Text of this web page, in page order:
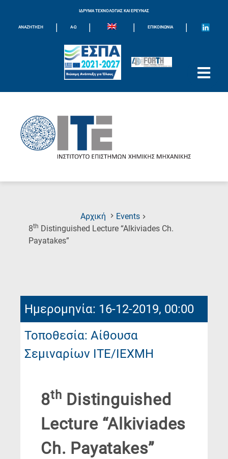
ΙΔΡΥΜΑ ΤΕΧΝΟΛΟΓΙΑΣ ΚΑΙ ΕΡΕΥΝΑΣ
ΑΝΑΖΗΤΗΣΗ | Α-Ω | | ΕΠΙΚΟΙΝΩΝΊΑ |
Αρχική
Events
8th Distinguished Lecture “Alkiviades Ch.
Payatakes”
Ημερομηνία: 16-12-2019, 00:00
Τοποθεσία: Αίθουσα
Σεμιναρίων ΙΤΕ/ΙΕΧΜΗ
8th Distinguished
Lecture “Alkiviades
Ch. Payatakes”